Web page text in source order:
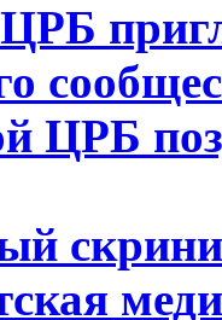
ЦРБ